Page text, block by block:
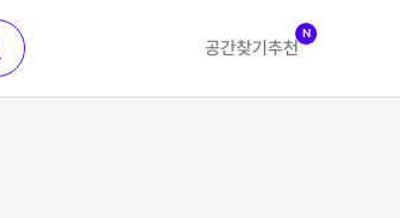
공간찾기 추천
N